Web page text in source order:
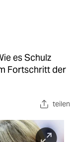
es Schulz
Fortschritt der
teilen